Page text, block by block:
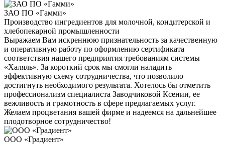
ЗАО ПО «Гамми»
Производство ингредиентов для молочной, кондитерской и
хлебопекарной промышленности
Выражаем Вам искреннюю признательность за качественную
и оперативную работу по оформлению сертификата
соответствия нашего предприятия требованиям системы
«Халяль». За короткий срок мы смогли наладить
эффективную схему сотрудничества, что позволило
достигнуть необходимого результата. Хотелось бы отметить
профессионализм специалиста Заводчиковой Ксении, ее
вежливость и грамотность в сфере предлагаемых услуг.
Желаем процветания вашей фирме и надеемся на дальнейшее
плодотворное сотрудничество!
ООО «Градиент»